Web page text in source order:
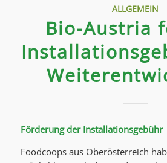
ALLGEMEIN
Bio-Austria
Förderung der Installationsgebühr
Foodcoops aus Oberösterreich